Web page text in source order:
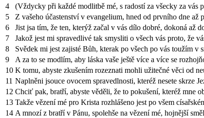
4
(Vždycky při každé modlitbě mé, s radostí za všecky za vás
5
Z vašeho účastenství v evangelium, hned od prvního dne až
6
Jist jsa tím, že ten, kterýž začal v vás dílo dobré, dokoná až
7
Jakož jest mi spravedlivé tak smysliti o všech vás proto, že
8
Svědek mi jest zajisté Bůh, kterak po všech po vás toužím v
9
A za to se modlím, aby láska vaše ještě více a více se
10 K tomu, abyste zkušením rozeznati mohli užitečné věci od
11 Naplněni jsouce ovocem spravedlnosti, kteréž nesete skrze
12 Chciť pak, bratří, abyste věděli, že to pokušení, kteréž mne
13 Takže vězení mé pro Krista rozhlášeno jest po všem
14 A mnozí z bratří v Pánu, spolehše na vězení mé, hojnější